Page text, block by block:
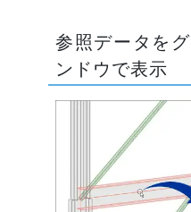
参照データを
ンドウで表示